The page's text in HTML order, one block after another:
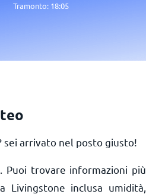
Tramonto: 18:05
arrivato nel posto giusto!
. Puoi trovare informazioni più
inclusa umidità,